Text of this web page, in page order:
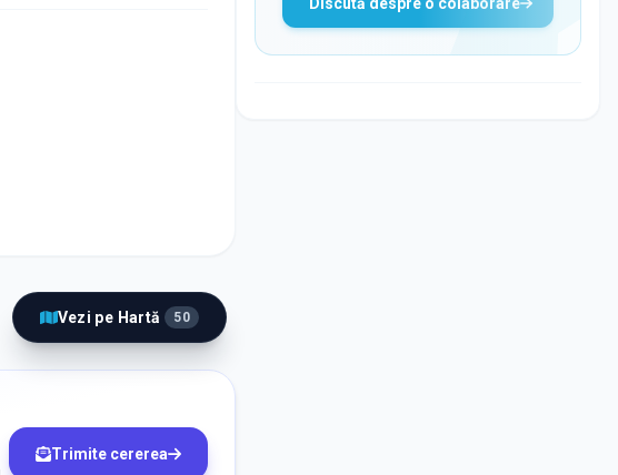
Vezi pe Hartă 50
Trimite cererea
Discută despre o colaborare